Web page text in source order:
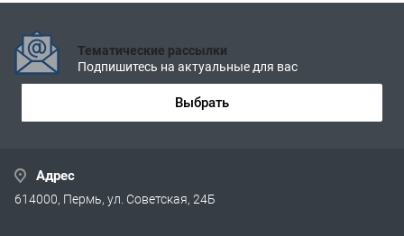
Тематические рассылки
Подпишитесь на актуальные для вас
Выбрать
Адрес
614000, Пермь, ул. Советская, 24Б